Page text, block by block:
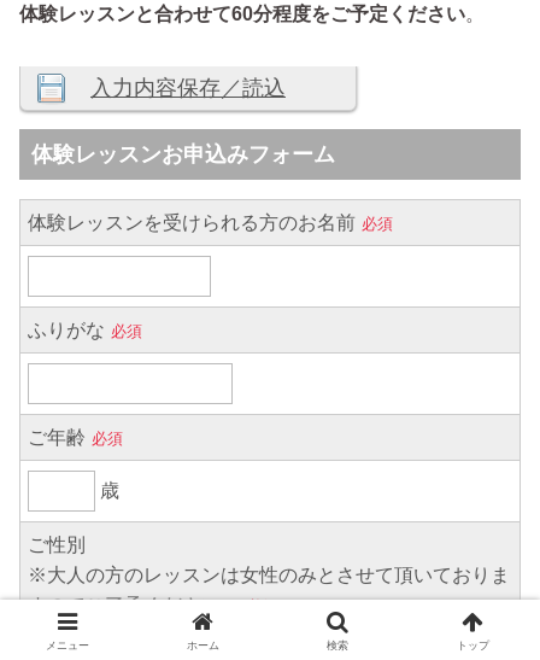
体験レッスンと合わせて60分程度をご予定ください。
メニュー ホーム 検索 トップ